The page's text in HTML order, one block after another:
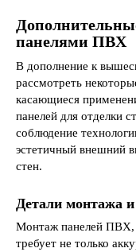
панелями ПВХ
В дополнение к
рассмотреть
касающиеся
панелей для отделки
соблюдение
эстетичный внешний
стен.
Детали монтажа
Монтаж панелей ПВХ,
требует не только